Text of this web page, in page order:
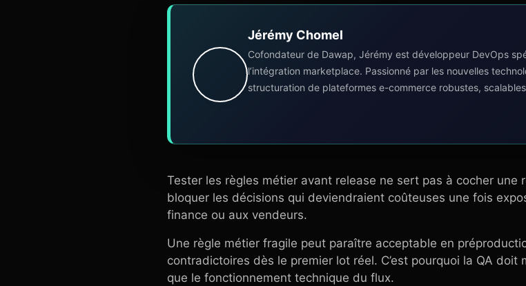
Jérémy Chomel
Cofondateur de Dawap, Jérémy est développeur DevOps
l’intégration marketplace. Passionné par les nouvelles
structuration de plateformes e-commerce robustes,
Tester les règles métier avant release ne sert pas à cocher
bloquer les décisions qui deviendraient coûteuses une fois
finance ou aux vendeurs.
Une règle métier fragile peut paraître acceptable en
contradictoires dès le premier lot réel. C’est pourquoi la QA
que le fonctionnement technique du flux.